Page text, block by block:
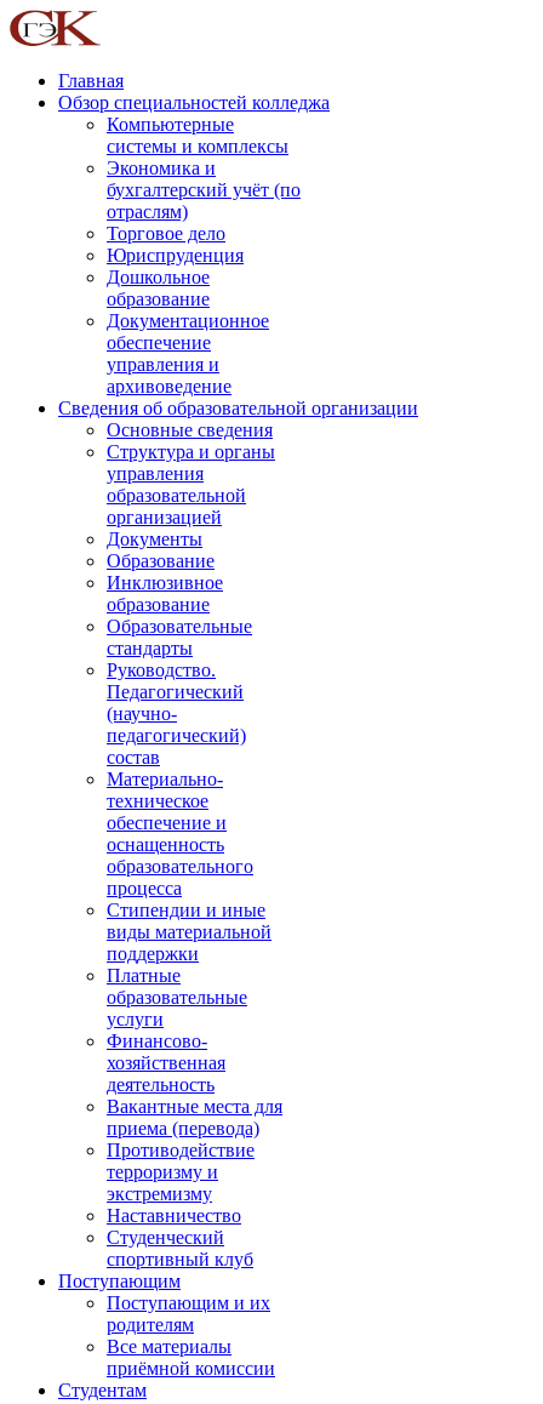
Главная
Обзор специальностей колледжа
Компьютерные
системы и комплексы
Экономика и
бухгалтерский учёт (по
отраслям)
Торговое дело
Юриспруденция
Дошкольное
образование
Документационное
обеспечение
управления и
архивоведение
Сведения об образовательной организации
Основные сведения
Структура и органы
управления
образовательной
организацией
Документы
Образование
Инклюзивное
образование
Образовательные
стандарты
Руководство.
Педагогический
(научно-
педагогический)
состав
Материально-
техническое
обеспечение и
оснащенность
образовательного
процесса
Стипендии и иные
виды материальной
поддержки
Платные
образовательные
услуги
Финансово-
хозяйственная
деятельность
Вакантные места для
приема (перевода)
Противодействие
терроризму и
экстремизму
Наставничество
Студенческий
спортивный клуб
Поступающим
Поступающим и их
родителям
Все материалы
приёмной комиссии
Студентам